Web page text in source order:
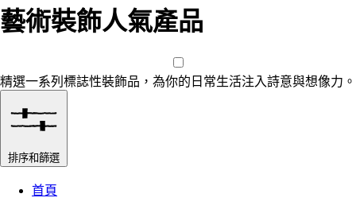
藝術裝飾人氣產品
精選一系列標誌性裝飾品，為你的日常生活注入詩意與想像力。
排序和篩選
首頁